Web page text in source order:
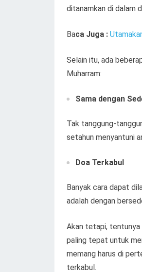
ditanamkan di dalam
Baca Juga :
Selain itu, ada
Muharram:
Sama dengan
Tak tanggung-
setahun menyantuni
Doa Terkabul
Banyak cara dapat
adalah dengan
Akan tetapi, tentunya
paling tepat untuk
memang harus di
terkabul.